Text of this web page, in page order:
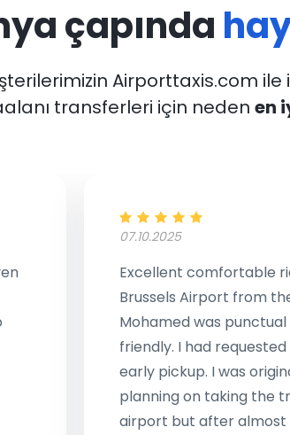
çapında
Airporttaxis.com
transferleri için neden en
07.10.2025
Excellent comfortable
Brussels Airport from
Mohamed was punctual
friendly. I had
early pickup. I was
planning on taking the
airport but after almost